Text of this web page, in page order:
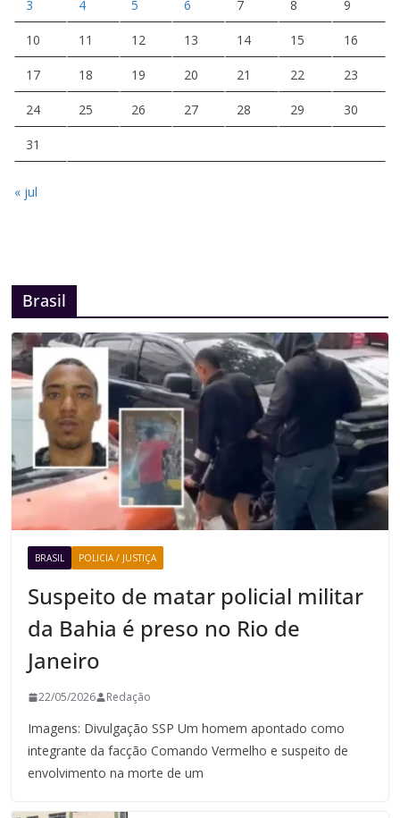
3 4 5 6 7 8 9
10 11 12 13 14 15 16
17 18 19 20 21 22 23
24 25 26 27 28 29 30
31
« jul
Brasil
BRASIL POLICIA / JUSTIÇA
Suspeito de matar policial militar
da Bahia é preso no Rio de
Janeiro
22/05/2026 Redação
Imagens: Divulgação SSP Um homem apontado como
integrante da facção Comando Vermelho e suspeito de
envolvimento na morte de um